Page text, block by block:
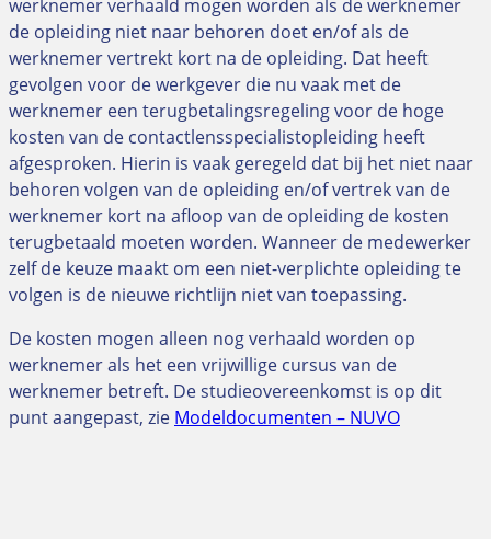
werknemer verhaald mogen worden als de werknemer
de opleiding niet naar behoren doet en/of als de
werknemer vertrekt kort na de opleiding. Dat heeft
gevolgen voor de werkgever die nu vaak met de
werknemer een terugbetalingsregeling voor de hoge
kosten van de contactlensspecialistopleiding heeft
afgesproken. Hierin is vaak geregeld dat bij het niet naar
behoren volgen van de opleiding en/of vertrek van de
werknemer kort na afloop van de opleiding de kosten
terugbetaald moeten worden. Wanneer de medewerker
zelf de keuze maakt om een niet-verplichte opleiding te
volgen is de nieuwe richtlijn niet van toepassing.
De kosten mogen alleen nog verhaald worden op
werknemer als het een vrijwillige cursus van de
werknemer betreft. De studieovereenkomst is op dit
punt aangepast, zie Modeldocumenten – NUVO